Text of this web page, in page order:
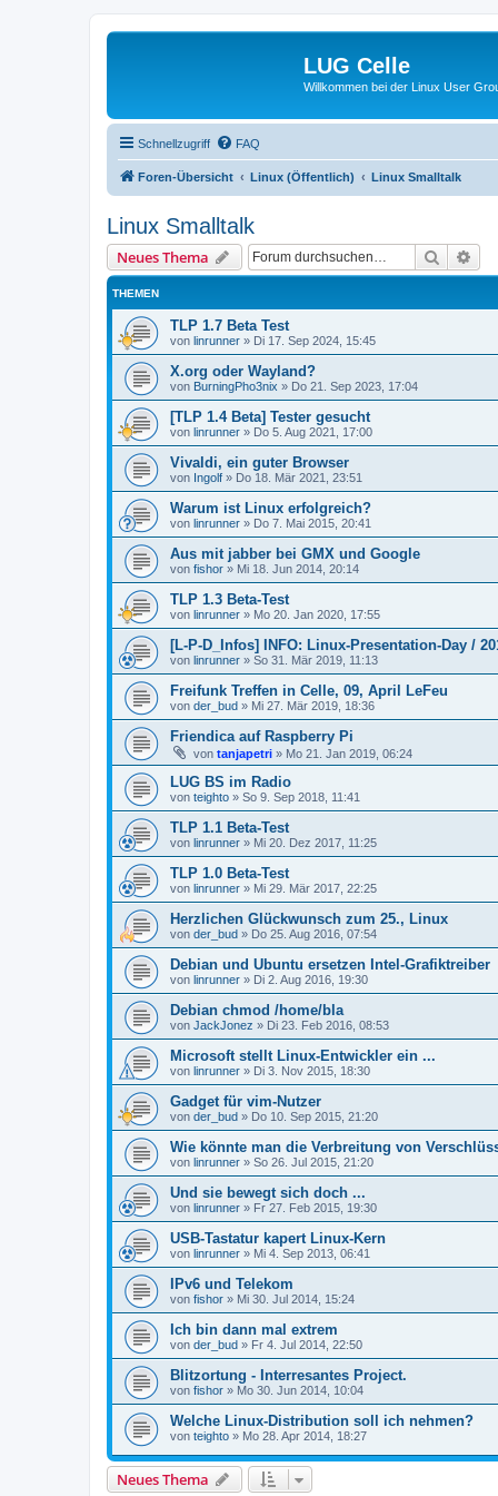
LUG Celle
Willkommen bei der Linux User
Schnellzugriff FAQ
Foren-Übersicht Linux (Öffentlich) Linux Smalltalk
Linux Smalltalk
Neues Thema Suche
THEMEN
TLP 1.7 Beta Test
von linrunner » Di 17. Sep 2024, 15:45
X.org oder Wayland?
von BurningPho3nix » Do 21. Sep 2023, 17:04
[TLP 1.4 Beta] Tester gesucht
von linrunner » Do 5. Aug 2021, 17:00
Vivaldi, ein guter Browser
von Ingolf » Do 18. Mär 2021, 23:51
Warum ist Linux erfolgreich?
von linrunner » Do 7. Mai 2015, 20:41
Aus mit jabber bei GMX und Google
von fishor » Mi 18. Jun 2014, 20:14
TLP 1.3 Beta-Test
von linrunner » Mo 20. Jan 2020, 17:55
[L-P-D_Infos] INFO: Linux-Presentation-Day /
von linrunner » So 31. Mär 2019, 11:13
Freifunk Treffen in Celle, 09, April LeFeu
von der_bud » Mi 27. Mär 2019, 18:36
Friendica auf Raspberry Pi
von tanjapetri » Mo 21. Jan 2019, 06:24
LUG BS im Radio
von teighto » So 9. Sep 2018, 11:41
TLP 1.1 Beta-Test
von linrunner » Mi 20. Dez 2017, 11:25
TLP 1.0 Beta-Test
von linrunner » Mi 29. Mär 2017, 22:25
Herzlichen Glückwunsch zum 25., Linux
von der_bud » Do 25. Aug 2016, 07:54
Debian und Ubuntu ersetzen Intel-Grafiktreiber
von linrunner » Di 2. Aug 2016, 19:30
Debian chmod /home/bla
von JackJonez » Di 23. Feb 2016, 08:53
Microsoft stellt Linux-Entwickler ein ...
von linrunner » Di 3. Nov 2015, 18:30
Gadget für vim-Nutzer
von der_bud » Do 10. Sep 2015, 21:20
Wie könnte man die Verbreitung von
von linrunner » So 26. Jul 2015, 21:20
Und sie bewegt sich doch ...
von linrunner » Fr 27. Feb 2015, 19:30
USB-Tastatur kapert Linux-Kern
von linrunner » Mi 4. Sep 2013, 06:41
IPv6 und Telekom
von fishor » Mi 30. Jul 2014, 15:24
Ich bin dann mal extrem
von der_bud » Fr 4. Jul 2014, 22:50
Blitzortung - Interresantes Project.
von fishor » Mo 30. Jun 2014, 10:04
Welche Linux-Distribution soll ich nehmen?
von teighto » Mo 28. Apr 2014, 18:27
Neues Thema